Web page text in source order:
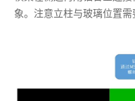
象。注意立柱与玻璃位置需